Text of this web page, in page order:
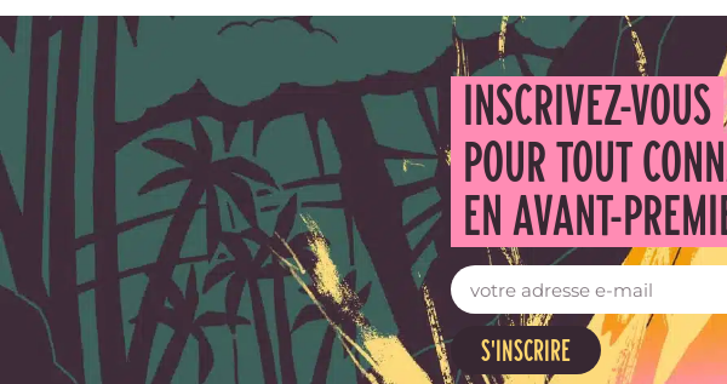
INSCRIVEZ-VOUS
POUR TOUT
EN AVANT-
S'INSCRIRE